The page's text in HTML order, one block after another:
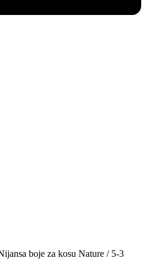
boje za kosu Nature / 5-3